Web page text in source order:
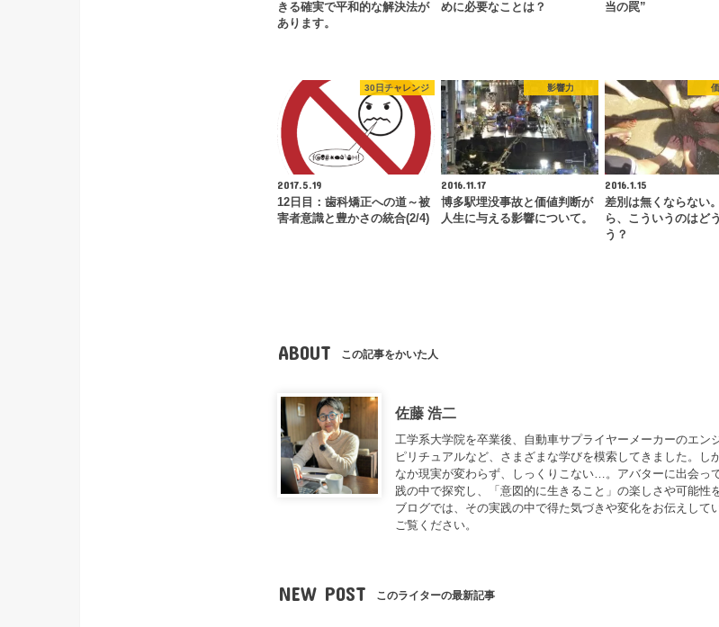
きる確実で平和的な解決法が
あります。
めに必要なことは？
当の罠”
30日チャレンジ
2017.5.19
12日目：歯科矯正への道～被
害者意識と豊かさの統合(2/4)
影響力
2016.11.17
博多駅埋没事故と価値判断が
人生に与える影響について。
2016.1.15
差別は無くならない
ら、こういうのはど
う？
ABOUT この記事をかいた人
佐藤 浩二
工学系大学院を卒業後、自動車サプライヤーメーカーのエン
ピリチュアルなど、さまざまな学びを模索してきました。し
なか現実が変わらず、しっくりこない…。アバターに出会っ
践の中で探究し、「意図的に生きること」の楽しさや可能性
ブログでは、その実践の中で得た気づきや変化をお伝えして
ご覧ください。
NEW POST このライターの最新記事